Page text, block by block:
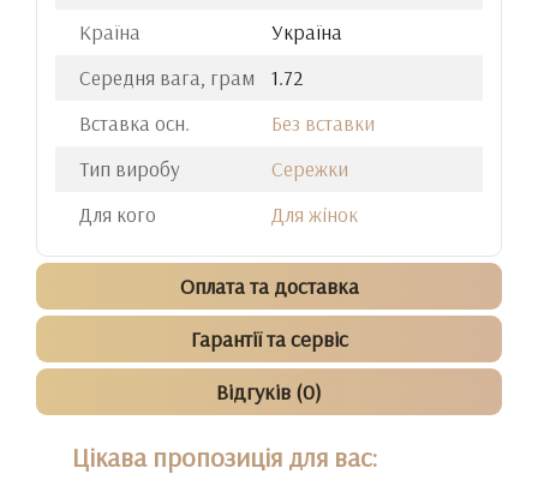
Країна
Україна
Середня вага, грам
1.72
Вставка осн.
Без вставки
Тип виробу
Сережки
Для кого
Для жінок
Оплата та доставка
Гарантії та сервіс
Відгуків (0)
Цікава пропозиція для вас: